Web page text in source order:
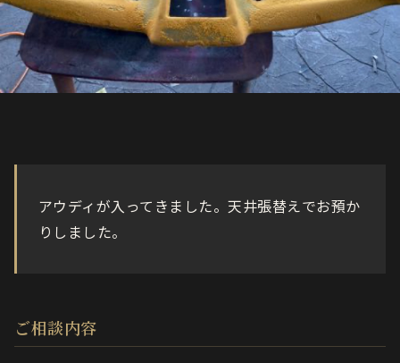
アウディが入ってきました。天井張替えでお預か
りしました。
ご相談内容